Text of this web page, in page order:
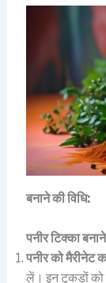
बनाने की विधि:
पनीर टिक्का
पनीर को मैरीनेट
लें। इन टुकड़ों को